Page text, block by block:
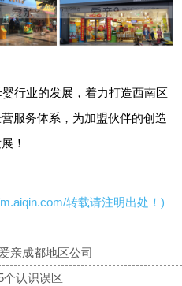
行业的发展，着力打造西南区
服务体系，为加盟伙伴的创造
！
转载请注明出处！)
爱亲成都地区公司
个认识误区